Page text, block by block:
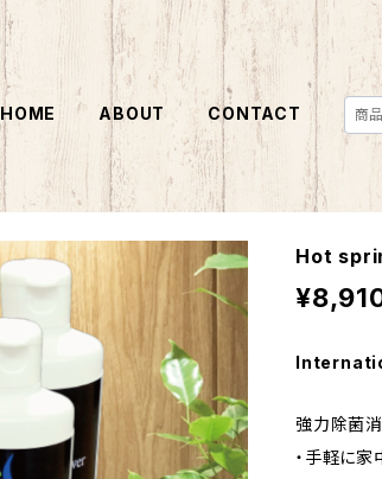
HOME ABOUT CONTACT
Hot
強力除菌
・手軽に